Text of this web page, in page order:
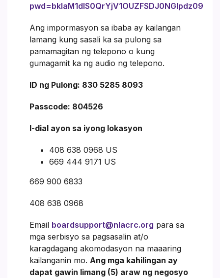
pwd=bklaM1dIS0QrYjV1OUZFSDJ0NGlpdz09
Ang impormasyon sa ibaba ay kailangan
lamang kung sasali ka sa pulong sa
pamamagitan ng telepono o kung
gumagamit ka ng audio ng telepono.
ID ng Pulong: 830 5285 8093
Passcode: 804526
I-dial ayon sa iyong lokasyon
408 638 0968 US
669 444 9171 US
669 900 6833
408 638 0968
Email boardsupport@nlacrc.org para sa
mga serbisyo sa pagsasalin at/o
karagdagang akomodasyon na maaaring
kailanganin mo. Ang mga kahilingan ay
dapat gawin limang (5) araw ng negosyo